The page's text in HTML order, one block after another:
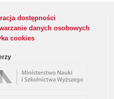
dostępności
danych osobowych
cookies